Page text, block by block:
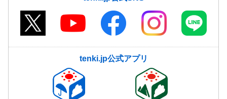
tenki.jp公式アプリ